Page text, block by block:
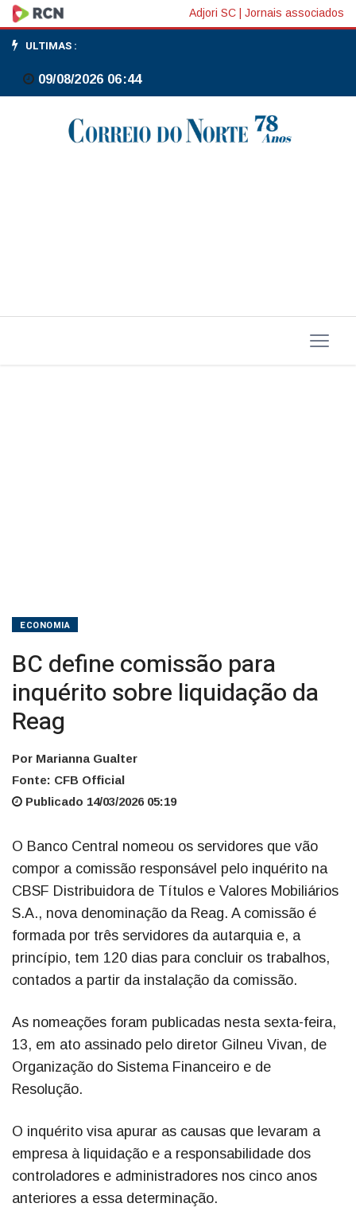
BC
define
comissão
inquérito
Adjori SC Jornais associados
ULTIMAS :
09/08/2026 06:44
ECONOMIA
BC define comissão para
inquérito sobre liquidação da
Reag
Por Marianna Gualter
Fonte: CFB Official
Publicado 14/03/2026 05:19
O Banco Central nomeou os servidores que vão
compor a comissão responsável pelo inquérito na
CBSF Distribuidora de Títulos e Valores Mobiliários
S.A., nova denominação da Reag. A comissão é
formada por três servidores da autarquia e, a
princípio, tem 120 dias para concluir os trabalhos,
contados a partir da instalação da comissão.
As nomeações foram publicadas nesta sexta-feira,
13, em ato assinado pelo diretor Gilneu Vivan, de
Organização do Sistema Financeiro e de
Resolução.
O inquérito visa apurar as causas que levaram a
empresa à liquidação e a responsabilidade dos
controladores e administradores nos cinco anos
anteriores a essa determinação.